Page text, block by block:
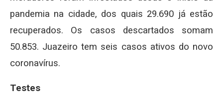
pandemia na cidade, dos quais 29.690 já estão
recuperados. Os casos descartados somam
50.853. Juazeiro tem seis casos ativos do novo
coronavírus.
Testes